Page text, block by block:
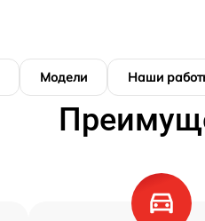
Модели Наши